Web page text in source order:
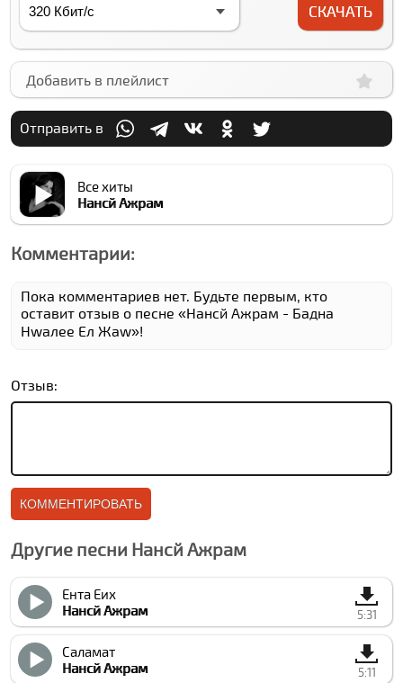
СКАЧАТЬ
Добавить в плейлист
Отправить в
Все хиты
Нанcй Ажрам
Комментарии:
Пока комментариев нет. Будьте первым, кто
оставит отзыв о песне «Нанcй Ажрам - Бадна
Нwалее Ел Жаw»!
Отзыв:
Другие песни Нанcй Ажрам
Ента Еих
Нанcй Ажрам
5:31
Саламат
Нанcй Ажрам
5:11